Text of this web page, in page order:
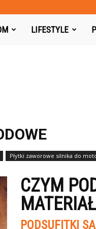
LIFESTYLE
Płytki zaworowe silnika do
CZYM
PODSUFITKI